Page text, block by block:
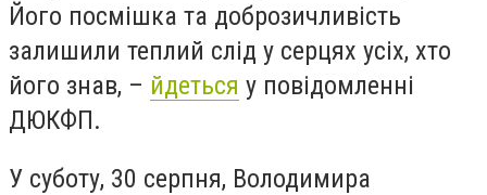
Його посмішка та доброзичливість
залишили теплий слід у серцях усіх, хто
його знав, – йдеться у повідомленні
ДЮКФП.
У суботу, 30 серпня, Володимира